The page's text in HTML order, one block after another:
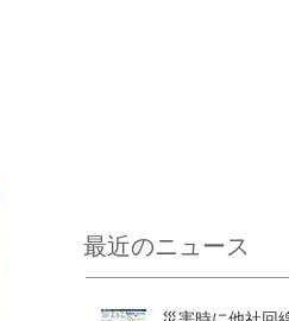
最近のニュース